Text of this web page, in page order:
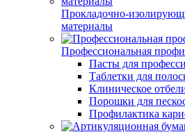
Прокладочно-
материалы
Профессиональная
Пасты для
Таблетки для
Клиническое
Порошки для
Профилактика